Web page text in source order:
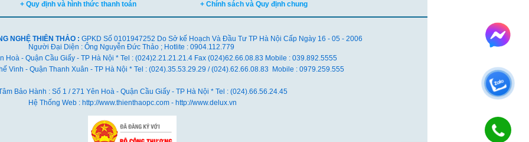
+ Quy định và hình thức thanh toán + Chính sách và Quy định chung
NGHỆ THIÊN THẢO : GPKD Số 0101947252 Do Sở kế Hoạch Và Đầu Tư TP Hà Nội Cấp Ngày 16 - 05 - 2006
Người Đại Diện : Ông Nguyễn Đức Thảo ; Hotlite : 0904.112.779
Hoà - Quận Cầu Giấy - TP Hà Nội * Tel : (024)2.21.21.21.4 Fax (024)62.66.08.83 Mobile : 039.892.5555
Vinh - Quận Thanh Xuân - TP Hà Nội * Tel : (024).35.53.29.29 / (024).62.66.08.83 Mobile : 0979.259.555
Bảo Hành : Số 1 / 271 Yên Hoà - Quận Cầu Giấy - TP Hà Nội * Tel : (024).66.56.24.45
Hệ Thống Web : http://www.thienthaopc.com - http://www.delux.vn